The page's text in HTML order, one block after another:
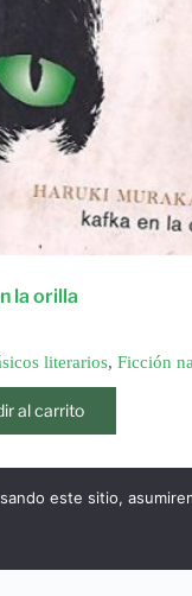
la orilla
literarios, Ficción
al carrito
este sitio,